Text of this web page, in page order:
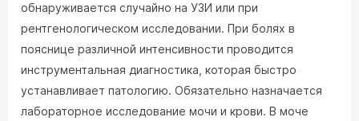
обнаруживается случайно на УЗИ или при
рентгенологическом исследовании. При болях в
пояснице различной интенсивности проводится
инструментальная диагностика, которая быстро
устанавливает патологию. Обязательно назначается
лабораторное исследование мочи и крови. В моче